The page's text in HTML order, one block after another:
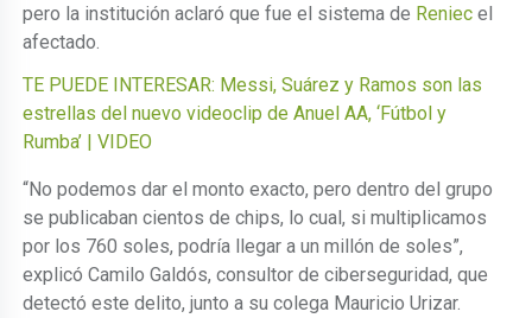
pero la institución aclaró que fue el sistema de Reniec el
afectado.
TE PUEDE INTERESAR: Messi, Suárez y Ramos son las
estrellas del nuevo videoclip de Anuel AA, ‘Fútbol y
Rumba’ | VIDEO
“No podemos dar el monto exacto, pero dentro del grupo
se publicaban cientos de chips, lo cual, si multiplicamos
por los 760 soles, podría llegar a un millón de soles”,
explicó Camilo Galdós, consultor de ciberseguridad, que
detectó este delito, junto a su colega Mauricio Urizar.